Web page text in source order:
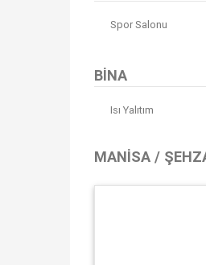
Spor Salonu
BINA
Isı Yalıtım
MANISA /